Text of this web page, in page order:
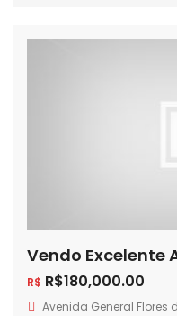
R$ R$180,000.00
Avenida General Flores da